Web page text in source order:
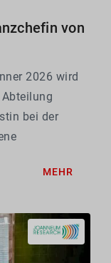
von
2026 wird
bei der
und
MEHR